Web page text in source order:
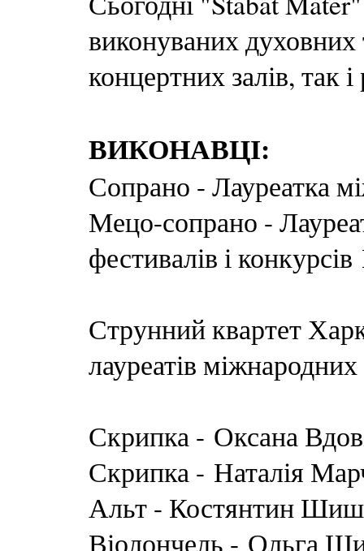
виконуваних духовних
концертних залів, так
ВИКОНАВЦІ:
Сопрано - Лауреатка
Мецо-сопрано -
фестивалів і
Струнний квартет
лауреатів
Скрипка - Оксана
Скрипка - Наталія
Альт - Костянтин
Віолончель - Ольга